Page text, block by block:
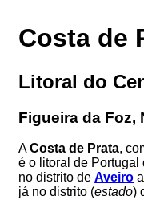
Costa de
Litoral do
Figueira da Foz,
ACosta de Prata,
é o litoral de Portugal
no distrito de Aveiro
já no distrito (estado)